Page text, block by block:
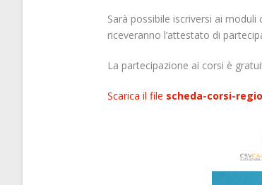
Sarà possibile iscriversi ai
riceveranno l’attestato di
La partecipazione ai corsi è
Scarica il file scheda-corsi-